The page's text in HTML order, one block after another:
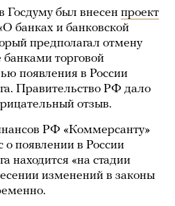
Госдуму был внесен проект
банках и банковской
предполагал отмену
банками торговой
появления в России
Правительство РФ дало
отзыв.
РФ «Коммерсанту»
о появлении в России
находится «на стадии
изменений в законы